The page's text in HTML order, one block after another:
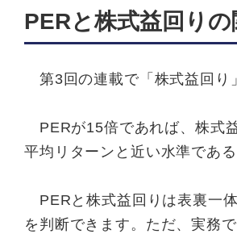
PERと株式益回りの
第3回の連載で「株式益回り
PERが15倍であれば、株式
平均リターンと近い水準であ
PERと株式益回りは表裏一
を判断できます。ただ、実務